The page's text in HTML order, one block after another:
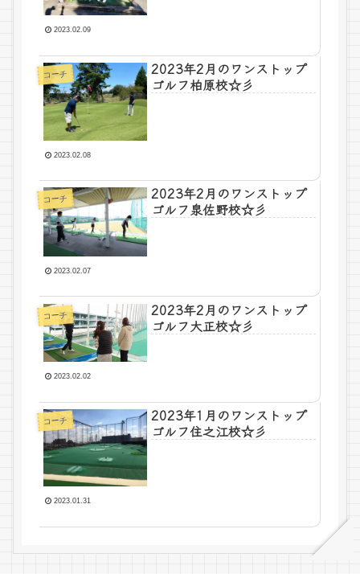
2023.02.09
コーチ
2023年2月のワンストップ
ゴルフ柏原校☆彡
2023.02.08
コーチ
2023年2月のワンストップ
ゴルフ泉佐野校☆彡
2023.02.07
コーチ
2023年2月のワンストップ
ゴルフ大正校☆彡
2023.02.02
コーチ
2023年1月のワンストップ
ゴルフ住之江校☆彡
2023.01.31